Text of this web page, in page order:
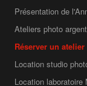
Présentation de
Ateliers photo
Réserver un
Location studio
Location laboratoire